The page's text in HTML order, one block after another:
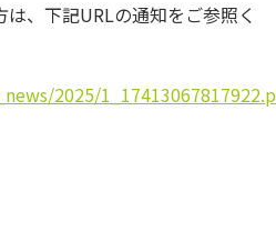
、下記URLの通知をご参照く
2025/